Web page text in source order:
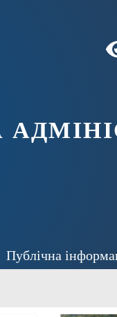
Публічна